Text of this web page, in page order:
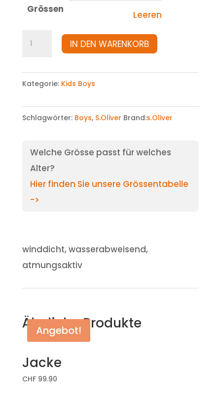
Grössen
Leeren
Jacke
IN DEN WARENKORB
Kategorie: Kids Boys
Schlagwörter: Boys, S.Oliver Brand:s.Oliver
Welche Grösse passt für welches
Alter?
Hier finden Sie unsere Grössentabelle
->
winddicht, wasserabweisend,
atmungsaktiv
Ähnliche Produkte
Jacke
CHF99.90
Angebot!